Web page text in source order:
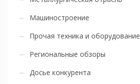
Машиностроение
Прочая техника и оборудование
Региональные обзоры
Досье конкурента